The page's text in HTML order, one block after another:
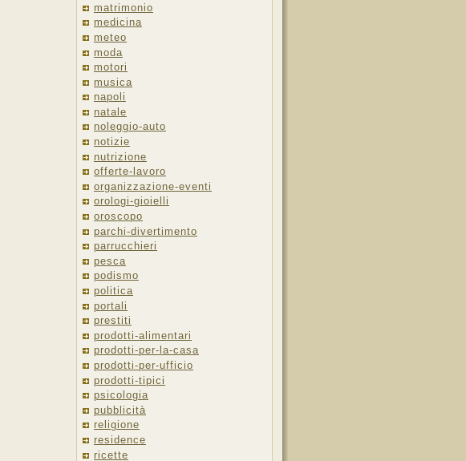
matrimonio
medicina
meteo
moda
motori
musica
napoli
natale
noleggio-auto
notizie
nutrizione
offerte-lavoro
organizzazione-eventi
orologi-gioielli
oroscopo
parchi-divertimento
parrucchieri
pesca
podismo
politica
portali
prestiti
prodotti-alimentari
prodotti-per-la-casa
prodotti-per-ufficio
prodotti-tipici
psicologia
pubblicità
religione
residence
ricette